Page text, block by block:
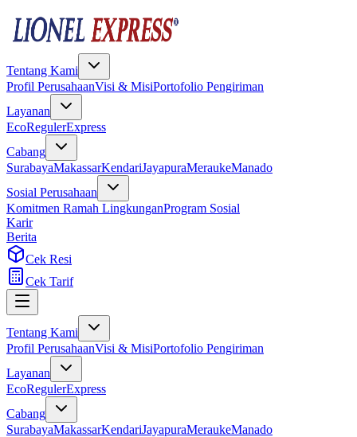
Tentang Kami
Profil PerusahaanVisi & MisiPortofolio Pengiriman
Layanan
EcoRegulerExpress
Cabang
SurabayaMakassarKendariJayapuraMeraukeManado
Sosial Perusahaan
Komitmen Ramah LingkunganProgram Sosial
Karir
Berita
Cek Resi
Cek Tarif
Tentang Kami
Profil PerusahaanVisi & MisiPortofolio Pengiriman
Layanan
EcoRegulerExpress
Cabang
SurabayaMakassarKendariJayapuraMeraukeManado